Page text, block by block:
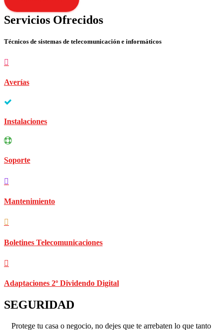
Servicios Ofrecidos
Técnicos de sistemas de telecomunicación e informáticos
Averías
Instalaciones
Soporte
Mantenimiento
Boletines Telecomunicaciones
Adaptaciones 2º Dividendo Digital
SEGURIDAD
Protege tu casa o negocio, no dejes que te arrebaten lo que tanto